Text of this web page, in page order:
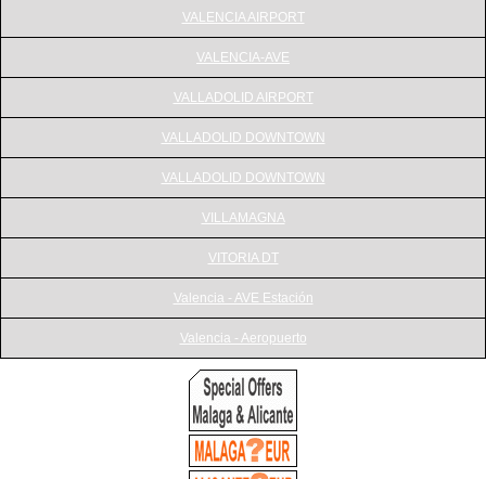
VALENCIA AIRPORT
VALENCIA-AVE
VALLADOLID AIRPORT
VALLADOLID DOWNTOWN
VALLADOLID DOWNTOWN
VILLAMAGNA
VITORIA DT
Valencia - AVE Estación
Valencia - Aeropuerto